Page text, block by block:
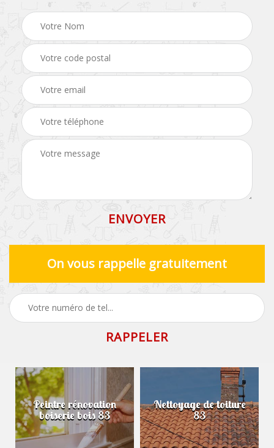
On vous rappelle gratuitement
Peintre rénovation
boiserie bois 83
Nettoyage de toiture
83